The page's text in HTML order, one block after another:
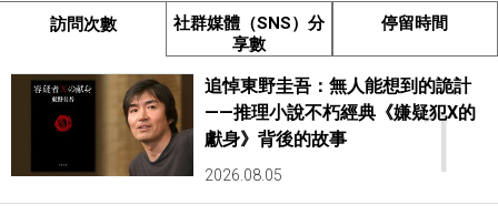
訪問次數
社群媒體（SNS）分
享數
停留時間
1
追悼東野圭吾：無人能想到的詭計
——推理小說不朽經典《嫌疑犯X的
獻身》背後的故事
2026.08.05